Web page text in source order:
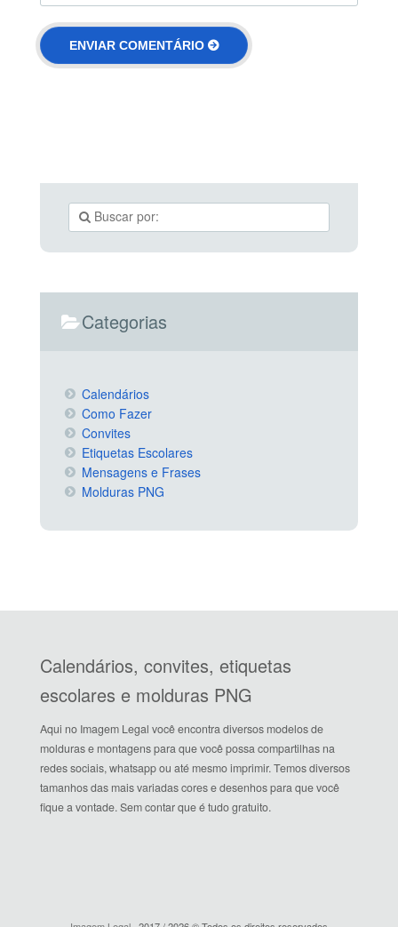
Categorias
Calendários
Como Fazer
Convites
Etiquetas Escolares
Mensagens e Frases
Molduras PNG
Calendários, convites, etiquetas
escolares e molduras PNG
Aqui no Imagem Legal você encontra diversos modelos de
molduras e montagens para que você possa compartilhas na
redes sociais, whatsapp ou até mesmo imprimir. Temos diversos
tamanhos das mais variadas cores e desenhos para que você
fique a vontade. Sem contar que é tudo gratuito.